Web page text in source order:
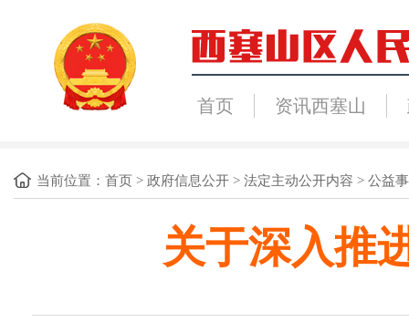
首页 资讯西塞山
当前位置： 首页 > 政府信息公开 > 法定主动公开内容 > 公益
关于深入推